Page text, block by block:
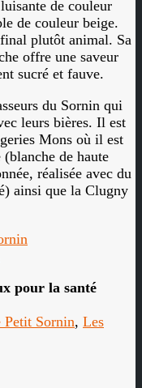
de couleur
de couleur beige.
plutôt animal. Sa
offre une saveur
sucré et fauve.
du Sornin qui
leurs bières. Il est
Mons où il est
de haute
réalisée avec du
ainsi que la Clugny
pour la santé
Petit Sornin, Les